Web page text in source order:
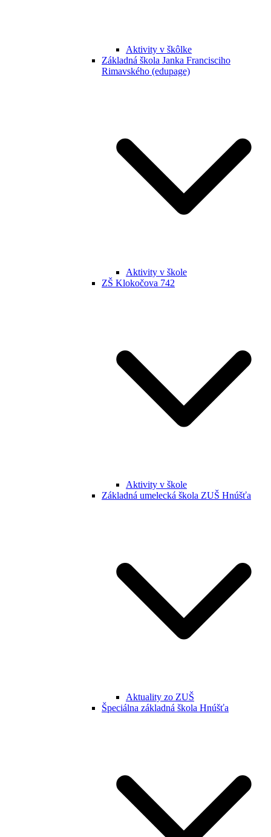
Aktivity v škôlke
Základná škola Janka Francisciho
Rimavského (edupage)
Aktivity v škole
ZŠ Klokočova 742
Aktivity v škole
Základná umelecká škola ZUŠ Hnúšťa
Aktuality zo ZUŠ
Špeciálna základná škola Hnúšťa